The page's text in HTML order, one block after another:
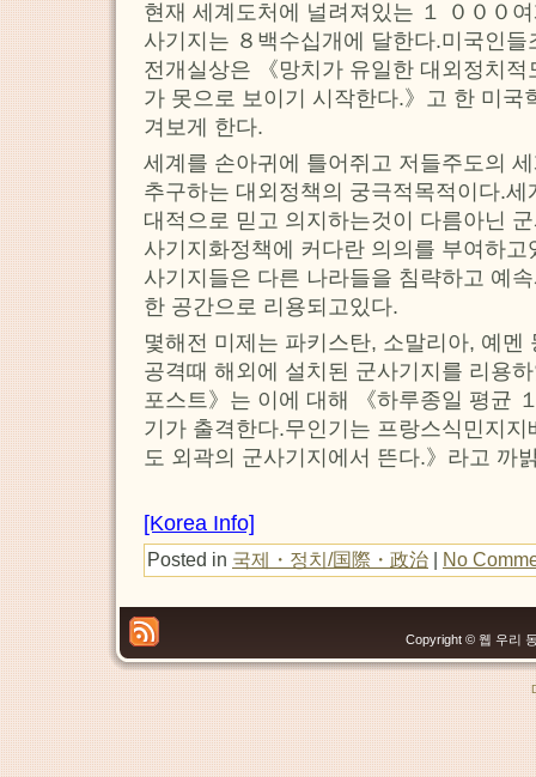
현재 세계도처에 널려져있는 １ ０００
사기지는 ８백수십개에 달한다.미국인
전개실상은 《망치가 유일한 대외정치
가 못으로 보이기 시작한다.》고 한 미국
겨보게 한다.
세계를 손아귀에 틀어쥐고 저들주도의
추구하는 대외정책의 궁극적목적이다.
대적으로 믿고 의지하는것이 다름아닌
사기지화정책에 커다란 의의를 부여하
사기지들은 다른 나라들을 침략하고 예
한 공간으로 리용되고있다.
몇해전 미제는 파키스탄, 소말리아, 예멘
공격때 해외에 설치된 군사기지를 리용
포스트》는 이에 대해 《하루종일 평균
기가 출격한다.무인기는 프랑스식민지
도 외곽의 군사기지에서 뜬다.》라고 까
[Korea Info]
Posted in 국제・정치/国際・政治 | No
Copyright © 웹 우리